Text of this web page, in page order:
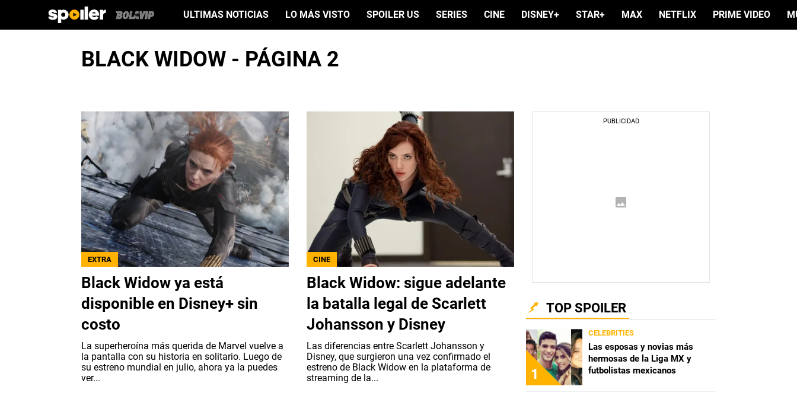
ULTIMAS NOTICIAS LO MÁS VISTO SPOILER US SERIES CINE DISNEY+ STAR+ MAX NETFLIX PRIME VIDEO
BLACK WIDOW - PÁGINA 2
EXTRA
Black Widow ya está
disponible en Disney+ sin
costo
La superheroína más querida de Marvel vuelve a
la pantalla con su historia en solitario. Luego de
su estreno mundial en julio, ahora ya la puedes
ver...
CINE
Black Widow: sigue adelante
la batalla legal de Scarlett
Johansson y Disney
Las diferencias entre Scarlett Johansson y
Disney, que surgieron una vez confirmado el
estreno de Black Widow en la plataforma de
streaming de la...
TOP SPOILER
1
CELEBRITIES
Las esposas y novias más
hermosas de la Liga MX y
futbolistas mexicanos